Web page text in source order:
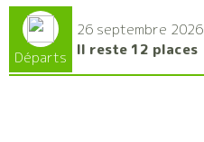
Départs
26 septembre 2026
Il reste 12 places